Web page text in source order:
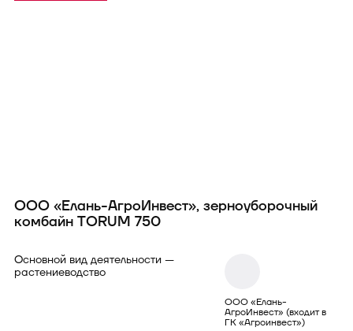
ООО «Елань-АгроИнвест», зерноуборочный
комбайн TORUM 750
Основной вид деятельности —
растениеводство
ООО «Елань-
АгроИнвест» (входит в
ГК «Агроинвест»)